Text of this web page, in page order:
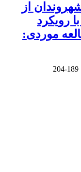
از
رویکرد
موردی:
189-204